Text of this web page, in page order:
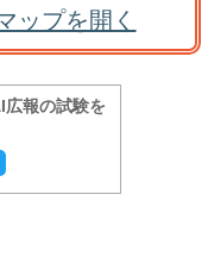
ップを開く
広報の試験を